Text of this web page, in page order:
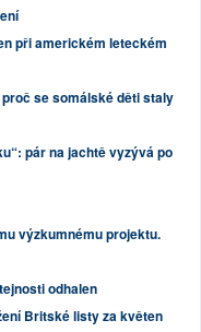
při americkém leteckém
se somálské děti staly
pár na jachtě vyzývá po
výzkumnému projektu.
odhalen
Britské listy za květen